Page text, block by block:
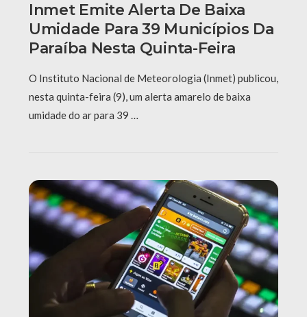
Inmet Emite Alerta De Baixa
Umidade Para 39 Municípios Da
Paraíba Nesta Quinta-Feira
O Instituto Nacional de Meteorologia (Inmet) publicou,
nesta quinta-feira (9), um alerta amarelo de baixa
umidade do ar para 39 …